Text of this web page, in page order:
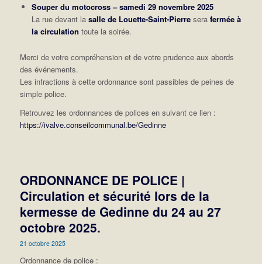
Souper du motocross – samedi 29 novembre 2025
La rue devant la salle de Louette-Saint-Pierresera fermée à
la circulation toute la soirée.
Merci de votre compréhension et de votre prudence aux abords
des événements.
Les infractions à cette ordonnance sont passibles de peines de
simple police.
Retrouvez les ordonnances de polices en suivant ce lien :
https://ivalve.conseilcommunal.be/Gedinne
ORDONNANCE DE POLICE |
Circulation et sécurité lors de la
kermesse de Gedinne du 24 au 27
octobre 2025.
21 octobre 2025
Ordonnance de police :